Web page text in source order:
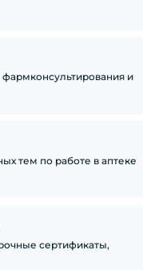
и
тем по работе в аптеке
сертификаты,